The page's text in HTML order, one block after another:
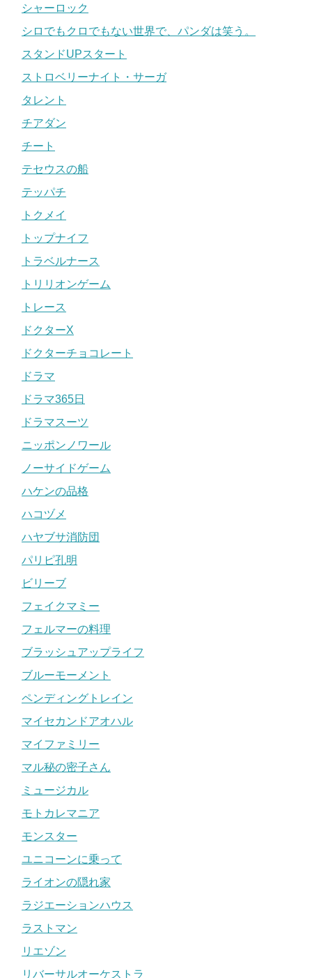
シャーロック
シロでもクロでもない世界で、パンダは笑う。
スタンドUPスタート
ストロベリーナイト・サーガ
タレント
チアダン
チート
テセウスの船
テッパチ
トクメイ
トップナイフ
トラベルナース
トリリオンゲーム
トレース
ドクターX
ドクターチョコレート
ドラマ
ドラマ365日
ドラマスーツ
ニッポンノワール
ノーサイドゲーム
ハケンの品格
ハコヅメ
ハヤブサ消防団
パリピ孔明
ビリーブ
フェイクマミー
フェルマーの料理
ブラッシュアップライフ
ブルーモーメント
ペンディングトレイン
マイセカンドアオハル
マイファミリー
マル秘の密子さん
ミュージカル
モトカレマニア
モンスター
ユニコーンに乗って
ライオンの隠れ家
ラジエーションハウス
ラストマン
リエゾン
リバーサルオーケストラ